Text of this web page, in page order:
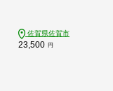
佐賀県佐賀市
23,500 円